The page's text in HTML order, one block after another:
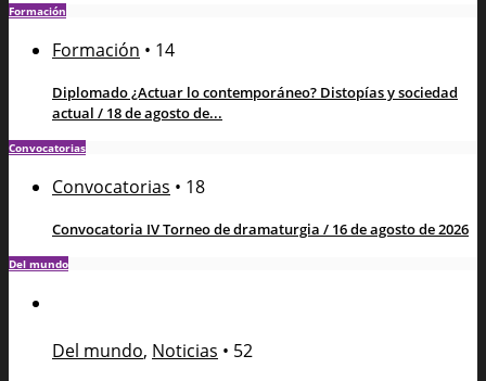
Formación
Formación • 14
Diplomado ¿Actuar lo contemporáneo? Distopías y sociedad
actual / 18 de agosto de...
Convocatorias
Convocatorias • 18
Convocatoria IV Torneo de dramaturgia / 16 de agosto de 2026
Del mundo
Del mundo, Noticias • 52